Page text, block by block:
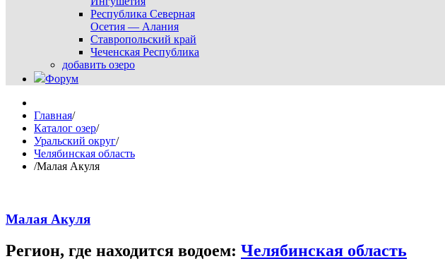
Республика Северная
Осетия — Алания
Ставропольский край
Чеченская Республика
добавить озеро
Форум
Главная/
Каталог озер/
Уральский округ/
Челябинская область
/Малая Акуля
Малая Акуля
Регион, где находится водоем: Челябинская область